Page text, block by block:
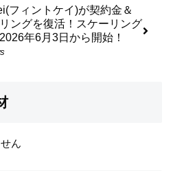
フィントケイ)が契約金＆
ングを復活！スケーリング
年6月3日から開始！
ん